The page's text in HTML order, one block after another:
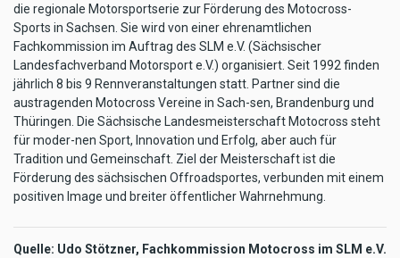
die regionale Motorsportserie zur Förderung des Motocross-
Sports in Sachsen. Sie wird von einer ehrenamtlichen
Fachkommission im Auftrag des SLM e.V. (Sächsischer
Landesfachverband Motorsport e.V.) organisiert. Seit 1992 finden
jährlich 8 bis 9 Rennveranstaltungen statt. Partner sind die
austragenden Motocross Vereine in Sach-sen, Brandenburg und
Thüringen. Die Sächsische Landesmeisterschaft Motocross steht
für moder-nen Sport, Innovation und Erfolg, aber auch für
Tradition und Gemeinschaft. Ziel der Meisterschaft ist die
Förderung des sächsischen Offroadsportes, verbunden mit einem
positiven Image und breiter öffentlicher Wahrnehmung.
Quelle: Udo Stötzner, Fachkommission Motocross im SLM e.V.